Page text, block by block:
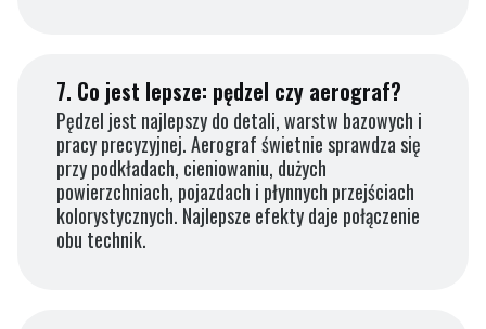
7. Co jest lepsze: pędzel czy aerograf?
Pędzel jest najlepszy do detali, warstw bazowych i
pracy precyzyjnej. Aerograf świetnie sprawdza się
przy podkładach, cieniowaniu, dużych
powierzchniach, pojazdach i płynnych przejściach
kolorystycznych. Najlepsze efekty daje połączenie
obu technik.